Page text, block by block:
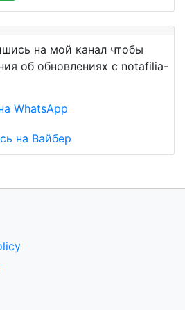
на мой канал чтобы
об обновлениях с notafilia-
WhatsApp
на Вайбер